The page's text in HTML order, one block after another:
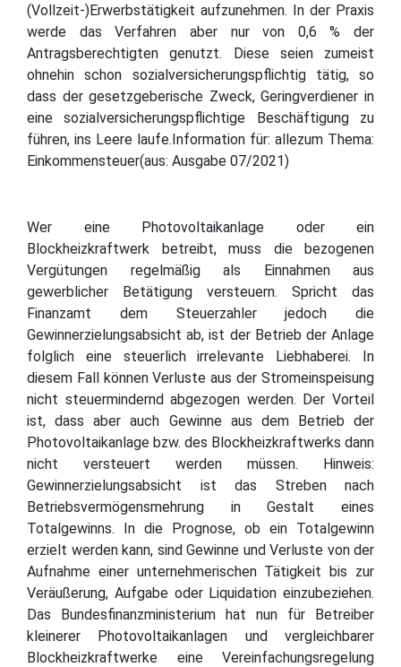
(Vollzeit-)Erwerbstätigkeit aufzunehmen. In der Praxis
werde das Verfahren aber nur von 0,6 % der
Antragsberechtigten genutzt. Diese seien zumeist
ohnehin schon sozialversicherungspflichtig tätig, so
dass der gesetzgeberische Zweck, Geringverdiener in
eine sozialversicherungspflichtige Beschäftigung zu
führen, ins Leere laufe.Information für: allezum Thema:
Einkommensteuer(aus: Ausgabe 07/2021)
Wer eine Photovoltaikanlage oder ein
Blockheizkraftwerk betreibt, muss die bezogenen
Vergütungen regelmäßig als Einnahmen aus
gewerblicher Betätigung versteuern. Spricht das
Finanzamt dem Steuerzahler jedoch die
Gewinnerzielungsabsicht ab, ist der Betrieb der Anlage
folglich eine steuerlich irrelevante Liebhaberei. In
diesem Fall können Verluste aus der Stromeinspeisung
nicht steuermindernd abgezogen werden. Der Vorteil
ist, dass aber auch Gewinne aus dem Betrieb der
Photovoltaikanlage bzw. des Blockheizkraftwerks dann
nicht versteuert werden müssen. Hinweis:
Gewinnerzielungsabsicht ist das Streben nach
Betriebsvermögensmehrung in Gestalt eines
Totalgewinns. In die Prognose, ob ein Totalgewinn
erzielt werden kann, sind Gewinne und Verluste von der
Aufnahme einer unternehmerischen Tätigkeit bis zur
Veräußerung, Aufgabe oder Liquidation einzubeziehen.
Das Bundesfinanzministerium hat nun für Betreiber
kleinerer Photovoltaikanlagen und vergleichbarer
Blockheizkraftwerke eine Vereinfachungsregelung